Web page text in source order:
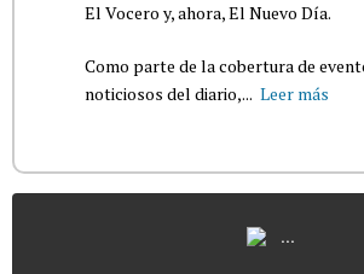
El Vocero y, ahora, El Nuevo Día.
Como parte de la cobertura de
noticiosos del diario,... Leer más
...